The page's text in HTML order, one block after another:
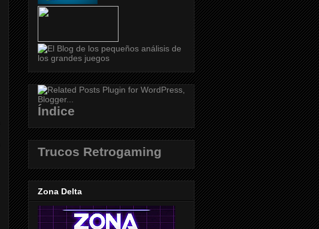
Índice
Trucos Retrogaming
Zona Delta